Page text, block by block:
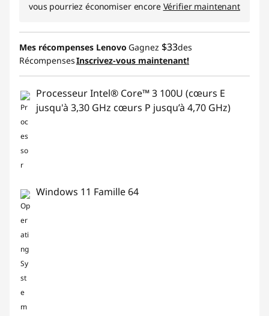
vous pourriez économiser encore Vérifier maintenant
Mes récompenses Lenovo Gagnez $33des
RécompensesInscrivez-vous maintenant!
Processeur Intel® Core™ 3 100U (cœurs E
jusqu'à 3,30 GHz cœurs P jusqu’à 4,70 GHz)
Windows 11 Famille 64